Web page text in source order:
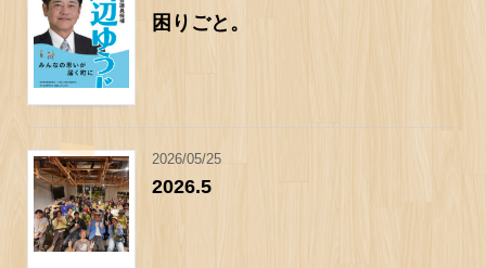
困りごと。
2026/05/25
2026.5